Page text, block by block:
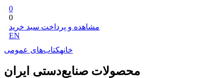
0
0
مشاهده و پرداخت سبد خرید
EN
خانهکتاب‌های عمومی
محصولات صنایع‌دستی ایران